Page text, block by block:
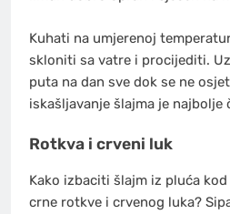
Kuhati na umjerenoj
skloniti sa vatre i procijediti.
puta na dan sve dok se ne
iskašljavanje šlajma je
Rotkva i crveni luk
Kako izbaciti šlajm iz pluća
crne rotkve i crvenog luka?